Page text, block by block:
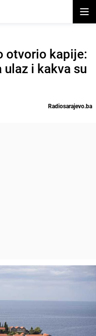
otvorio kapije:
i kakva su
Radiosarajevo.ba